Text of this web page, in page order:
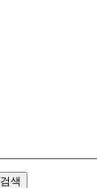
검색